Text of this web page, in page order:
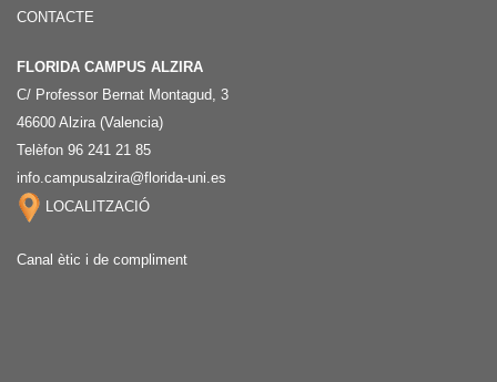
CONTACTE
FLORIDA CAMPUS ALZIRA
C/ Professor Bernat Montagud, 3
46600 Alzira (Valencia)
Telèfon 96 241 21 85
info.campusalzira@florida-uni.es
LOCALITZACIÓ
Canal ètic i de compliment